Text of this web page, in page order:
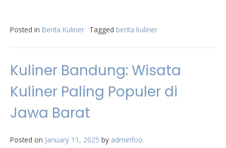
Posted in Berita Kuliner Tagged berita kuliner
Kuliner Bandung: Wisata
Kuliner Paling Populer di
Jawa Barat
Posted on January 11, 2025 by adminfoo